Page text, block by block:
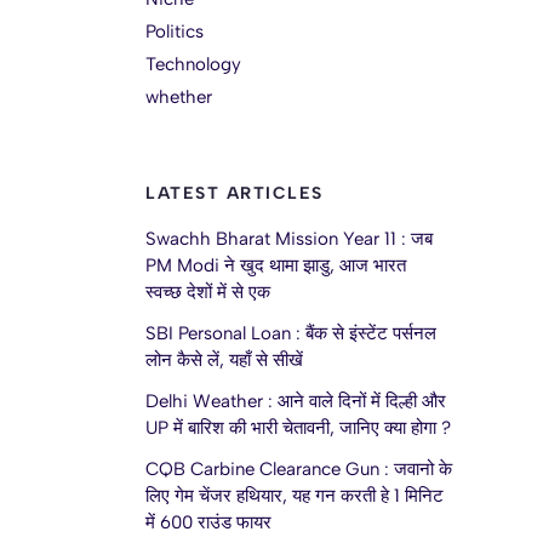
Politics
Technology
whether
LATEST ARTICLES
Swachh Bharat Mission Year 11 : जब
PM Modi ने खुद थामा झाडु, आज भारत
स्वच्छ देशों में से एक
SBI Personal Loan : बैंक से इंस्टेंट पर्सनल
लोन कैसे लें, यहाँ से सीखें
Delhi Weather : आने वाले दिनों में दिल्ही और
UP में बारिश की भारी चेतावनी, जानिए क्या होगा ?
CQB Carbine Clearance Gun : जवानो के
लिए गेम चेंजर हथियार, यह गन करती हे 1 मिनिट
में 600 राउंड फायर